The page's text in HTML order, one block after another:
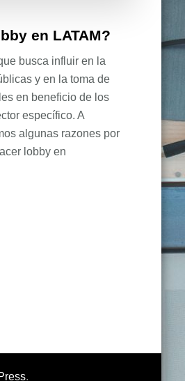
en LATAM?
busca influir en la
y en la toma de
en beneficio de los
específico. A
algunas razones por
lobby en
.